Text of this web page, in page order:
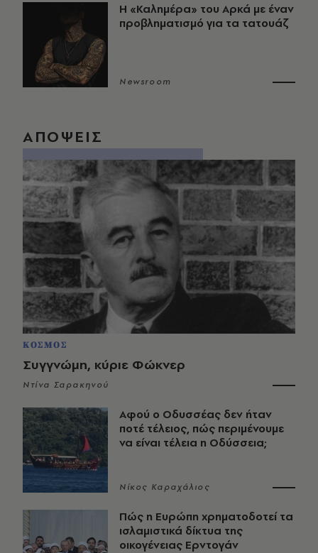
Η «Καλημέρα» του Αρκά με έναν
προβληματισμό για τα τατουάζ
Newsroom
ΑΠΟΨΕΙΣ
ΚΟΣΜΟΣ
Συγγνώμη, κύριε Φώκνερ
Ντίνα Σαρακηνού
Αφού ο Οδυσσέας δεν ήταν
ποτέ τέλειος, πώς περιμένουμε
να είναι τέλεια η Οδύσσεια;
Νίκος Καραχάλιος
Πώς η Ευρώπη χρηματοδοτεί τα
ισλαμιστικά δίκτυα της
οικογένειας Ερντογάν